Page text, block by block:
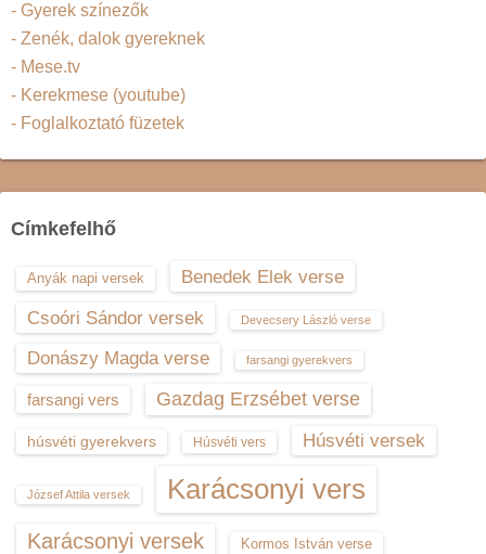
- Gyerek színezők
- Zenék, dalok gyereknek
- Mese.tv
- Kerekmese (youtube)
- Foglalkoztató füzetek
Címkefelhő
Anyák napi versek
Benedek Elek verse
Csoóri Sándor versek
Devecsery László verse
Donászy Magda verse farsangi gyerekvers
farsangi vers Gazdag Erzsébet verse
húsvéti gyerekvers Húsvéti vers Húsvéti versek
József Attila versek Karácsonyi vers
Karácsonyi versek Kormos István verse